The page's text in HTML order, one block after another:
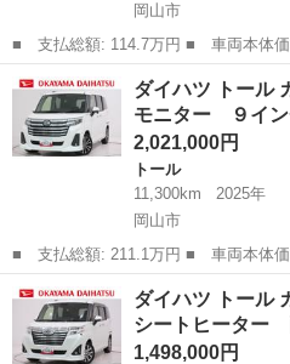
岡山市
■ 支払総額: 114.7万円 ■ 車両本体価格： 1,098,000 円 ■ メーカ
ー名： ダイハツ ■ 車種名： トー
Ｇ ドライブレコーダー ＥＴＣ
電動スラ...
岡山 岡山市 トール
ダイハツ トール
モニター ９イ
2,021,000円
トール
11,300km
2025年
岡山市
■ 支払総額: 211.1万円 ■ 車両本体価格： 2,021,000 円 ■ メーカ
ー名： ダイハツ ■ 車種名： トー
Ｇターボ パノラマモニター ９イン
側パワー...
岡山 岡山市 トール
ダイハツ トー
シートヒーター
1,498,000円